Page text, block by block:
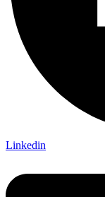
Linkedin